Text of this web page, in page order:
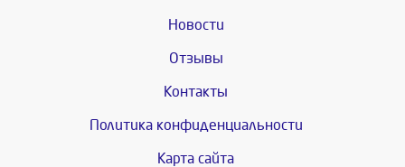
Новости
Отзывы
Контакты
Политика конфиденциальности
Карта сайта